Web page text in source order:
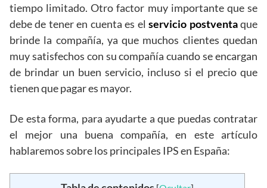
tiempo limitado. Otro factor muy importante que se
debe de tener en cuenta es elservicio postventaque
brinde la compañía, ya que muchos clientes quedan
muy satisfechos con su compañía cuando se encargan
de brindar un buen servicio, incluso si el precio que
tienen que pagar es mayor.
De esta forma, para ayudarte a que puedas contratar
el mejor una buena compañía, en este artículo
hablaremos sobre los principales IPS en España: